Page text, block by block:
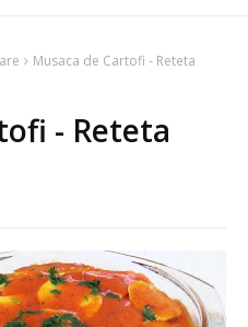
Musaca de Cartofi - Reteta
- Reteta